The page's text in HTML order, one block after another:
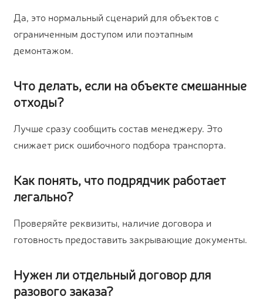
Да, это нормальный сценарий для объектов с
ограниченным доступом или поэтапным
демонтажом.
Что делать, если на объекте смешанные
отходы?
Лучше сразу сообщить состав менеджеру. Это
снижает риск ошибочного подбора транспорта.
Как понять, что подрядчик работает
легально?
Проверяйте реквизиты, наличие договора и
готовность предоставить закрывающие документы.
Нужен ли отдельный договор для
разового заказа?